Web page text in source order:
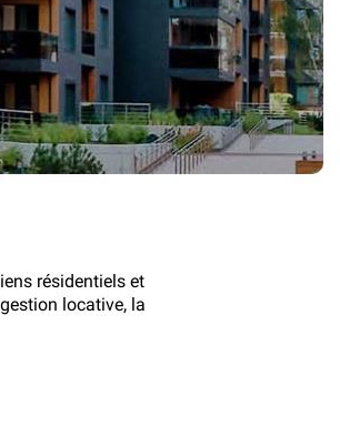
résidentiels et
locative, la